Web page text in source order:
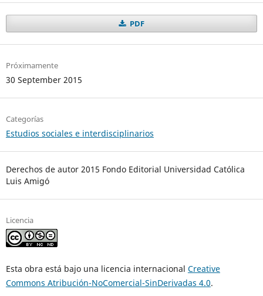
PDF
Próximamente
30 September 2015
Categorías
Estudios sociales e interdisciplinarios
Derechos de autor 2015 Fondo Editorial Universidad Católica
Luis Amigó
Licencia
Esta obra está bajo una licencia internacional Creative
Commons Atribución-NoComercial-SinDerivadas 4.0.